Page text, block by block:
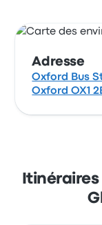
Adresse
Oxford Bus
Oxford OX1